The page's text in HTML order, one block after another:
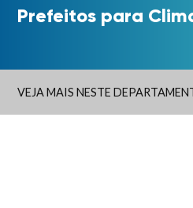
Prefeitos para
VEJA MAIS NESTE